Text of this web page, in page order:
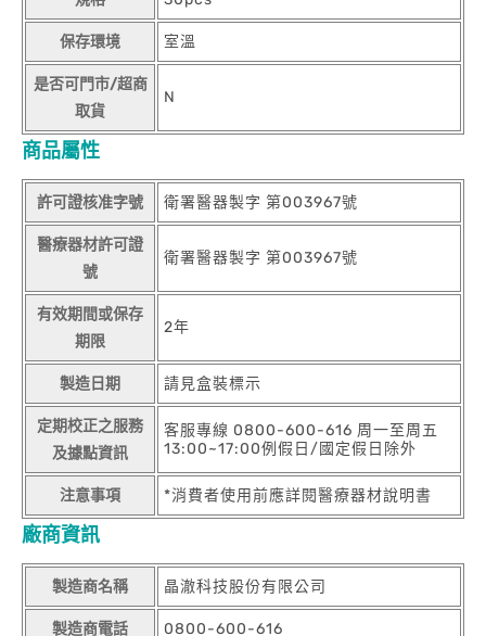
保存環境 室溫
是否可門市/超商
取貨
N
商品屬性
許可證核准字號 衛署醫器製字 第003967號
醫療器材許可證
號
衛署醫器製字 第003967號
有效期間或保存
期限
2年
製造日期 請見盒裝標示
定期校正之服務
及據點資訊
客服專線 0800-600-616 周一至周五
13:00~17:00例假日/國定假日除外
注意事項 *消費者使用前應詳閱醫療器材說明書
廠商資訊
製造商名稱 晶澈科技股份有限公司
製造商電話 0800-600-616